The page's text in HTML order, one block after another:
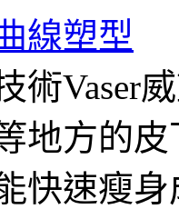
線塑型
術Vaser
地方的
快速瘦